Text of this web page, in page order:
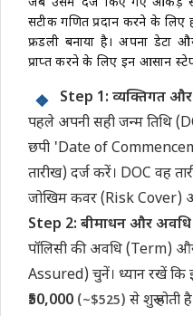
सटीक गणित प्रदान करने के
फ्रेंडली बनाया है। अपना डेटा
प्राप्त करने के लिए इन आसान
Step 1: व्यक्तिगत और
पहले अपनी सही जन्म तिथि
छपी 'Date of
तारीख) दर्ज करें। DOC वह
जोखिम कवर (Risk Cover)
Step 2: बीमाधन और
पॉलिसी की अवधि (Term)
Assured) चुनें। ध्यान रखें कि
₹50,000 (~$525) से शुरू होती